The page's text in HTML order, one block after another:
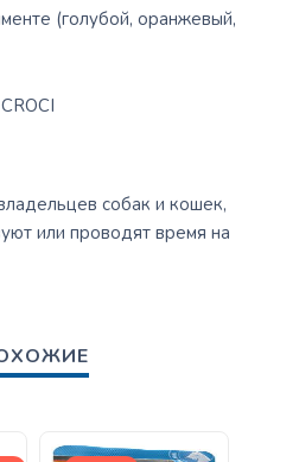
(голубой, оранжевый,
CROCI
собак и кошек,
или проводят время на